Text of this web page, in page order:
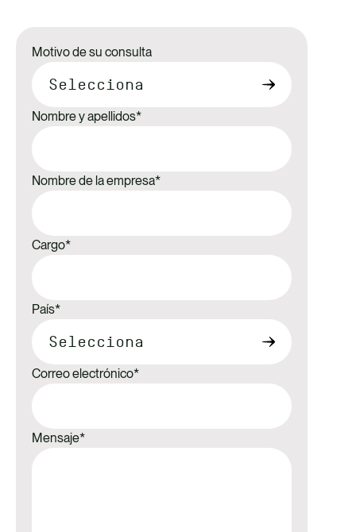
Motivo de su consulta
Nombre y apellidos*
Nombre de la empresa*
Cargo*
País*
Correo electrónico*
Mensaje*